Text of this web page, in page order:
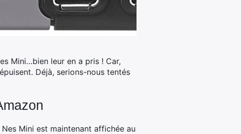
Mini…bien leur en a pris ! Car,
Déjà, serions-nous tentés
Mini est maintenant affichée au